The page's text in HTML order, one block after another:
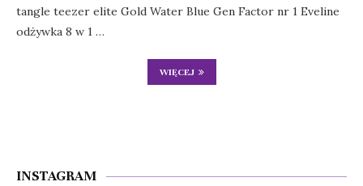
tangle teezer elite Gold Water Blue Gen Factor nr 1 Eveline
odżywka 8 w 1 …
WIĘCEJ
INSTAGRAM